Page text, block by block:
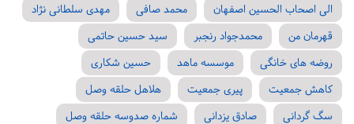
الی اصحاب الحسین اصفهان
محمد صافی
مهدی سلطانی نژاد
قهرمان من
محمدجواد رنجبر
سید حسین حاتمی
روضه های خانگی
موسسه ماهد
حسین شکاری
کاهش جمعیت
پیری جمعیت
هلاهل حلقه وصل
سگ گردانی
صادق یزدانی
شماره صدوسه حلقه وصل